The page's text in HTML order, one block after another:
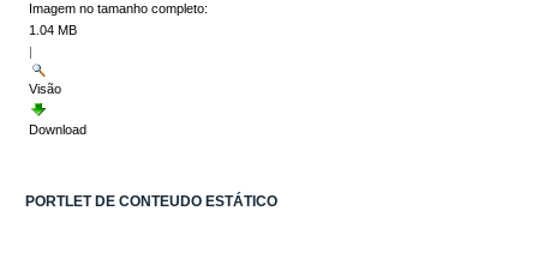
Imagem no tamanho completo:
1.04 MB
|
Visão
Download
PORTLET DE CONTEUDO ESTÁTICO